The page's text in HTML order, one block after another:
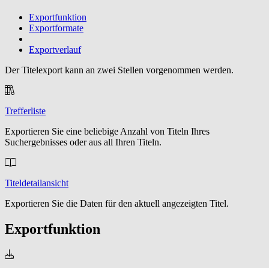
Exportfunktion
Exportformate
Exportverlauf
Der Titelexport kann an zwei Stellen vorgenommen werden.
Trefferliste
Exportieren Sie eine beliebige Anzahl von Titeln Ihres
Suchergebnisses oder aus all Ihren Titeln.
Titeldetailansicht
Exportieren Sie die Daten für den aktuell angezeigten Titel.
Exportfunktion